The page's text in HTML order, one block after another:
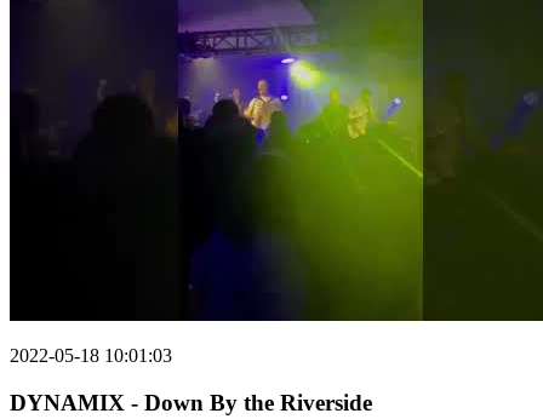
2022-05-18 10:01:03
DYNAMIX - Down By the Riverside